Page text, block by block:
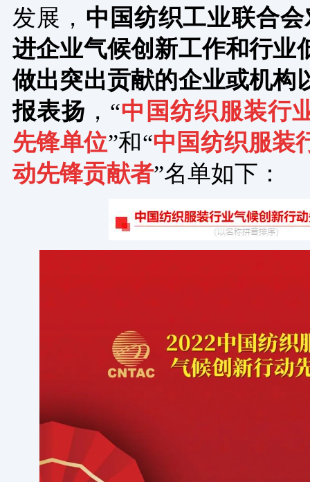
发展， 中国纺织工业联合
进企业气候创新工作和行业
做出突出贡献的企业或机构
报表扬 ，“中国纺织服装行
先锋单位”和“中国纺织服装
动先锋贡献者”名单如下：